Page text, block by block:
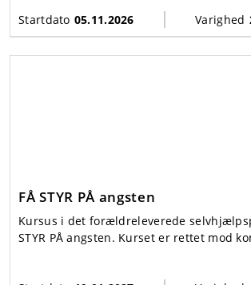
Startdato 05.11.2026 Varighed
FÅ STYR PÅ angsten
Kursus i det forældreleverede
STYR PÅ angsten. Kurset er rettet mod